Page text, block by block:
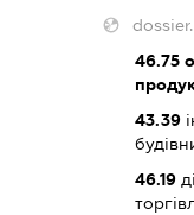
46.75
43.39
46.19